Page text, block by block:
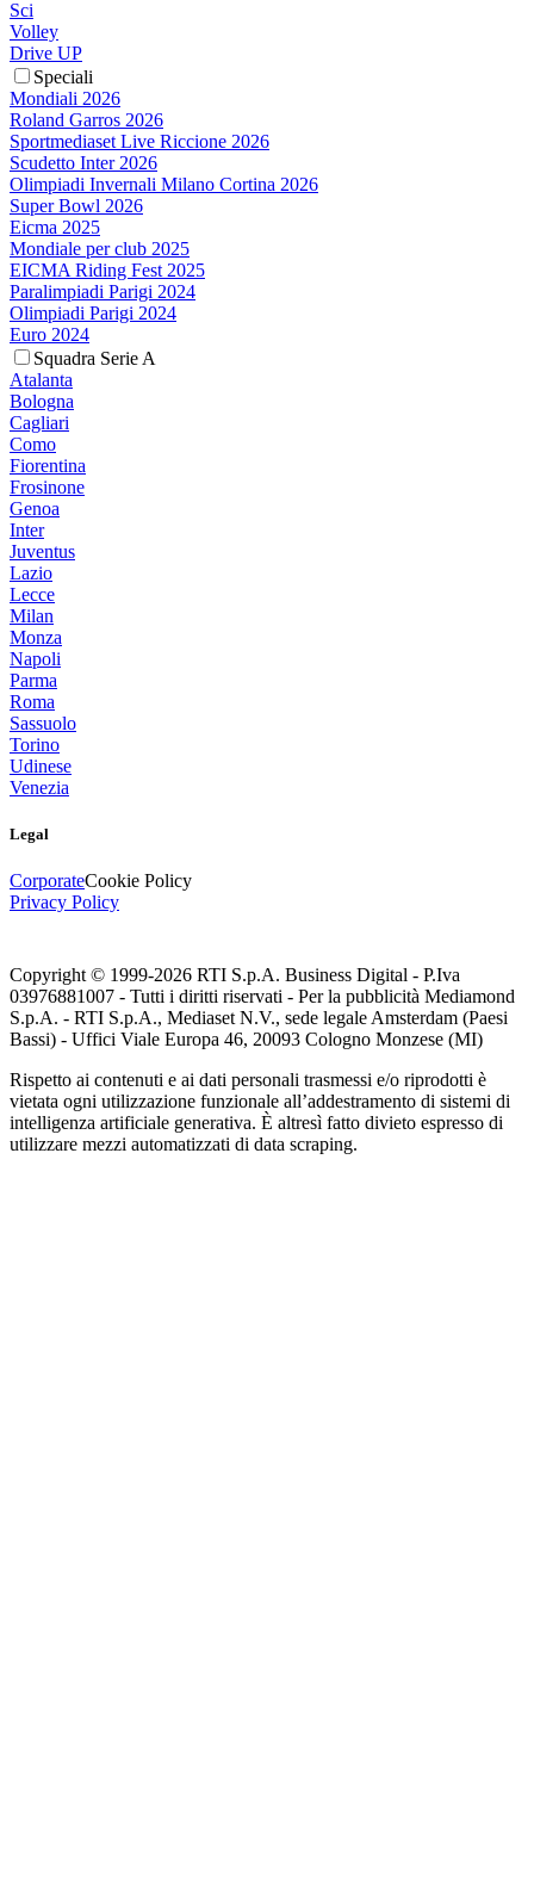
Sci
Volley
Drive UP
Speciali
Mondiali 2026
Roland Garros 2026
Sportmediaset Live Riccione 2026
Scudetto Inter 2026
Olimpiadi Invernali Milano Cortina 2026
Super Bowl 2026
Eicma 2025
Mondiale per club 2025
EICMA Riding Fest 2025
Paralimpiadi Parigi 2024
Olimpiadi Parigi 2024
Euro 2024
Squadra Serie A
Atalanta
Bologna
Cagliari
Como
Fiorentina
Frosinone
Genoa
Inter
Juventus
Lazio
Lecce
Milan
Monza
Napoli
Parma
Roma
Sassuolo
Torino
Udinese
Venezia
Legal
CorporateCookie Policy
Privacy Policy
Copyright © 1999-2026 RTI S.p.A. Business Digital - P.Iva
03976881007 - Tutti i diritti riservati - Per la pubblicità Mediamond
S.p.A. - RTI S.p.A., Mediaset N.V., sede legale Amsterdam (Paesi
Bassi) - Uffici Viale Europa 46, 20093 Cologno Monzese (MI)
Rispetto ai contenuti e ai dati personali trasmessi e/o riprodotti è
vietata ogni utilizzazione funzionale all’addestramento di sistemi di
intelligenza artificiale generativa. È altresì fatto divieto espresso di
utilizzare mezzi automatizzati di data scraping.